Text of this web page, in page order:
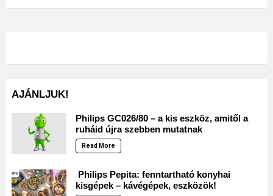
AJÁNLJUK!
Philips GC026/80 – a kis eszköz, amitől a
ruháid újra szebben mutatnak
Read More
Philips Pepita: fenntartható konyhai
kisgépek – kávégépek, eszközök!